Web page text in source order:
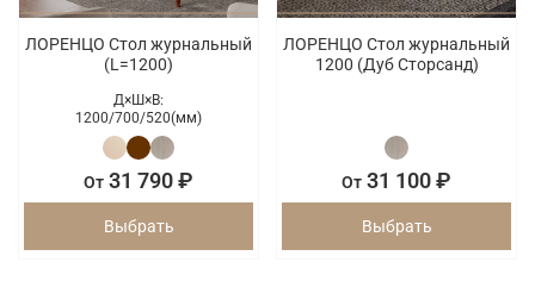
ЛОРЕНЦО Стол журнальный
(L=1200)
Д×Ш×В:
1200/700/520(мм)
От 31 790 ₽
Выбрать
ЛОРЕНЦО Стол журнальный
1200 (Дуб Сторсанд)
От 31 100 ₽
Выбрать